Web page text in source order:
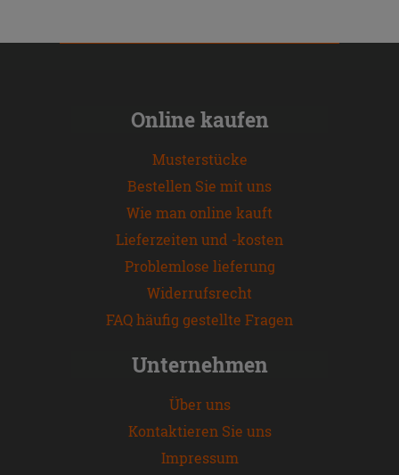
Online kaufen
Musterstücke
Bestellen Sie mit uns
Wie man online kauft
Lieferzeiten und -kosten
Problemlose lieferung
Widerrufsrecht
FAQ häufig gestellte Fragen
Unternehmen
Über uns
Kontaktieren Sie uns
Impressum